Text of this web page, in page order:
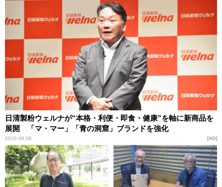
日清製粉ウェルナが“本格・利便・即食・健康”を軸に新商品を
展開 「マ・マー」「青の洞窟」ブランドを強化
2026.08.06 AD